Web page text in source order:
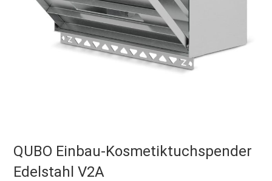
QUBO Einbau-Kosmetiktuchspender
Edelstahl V2A